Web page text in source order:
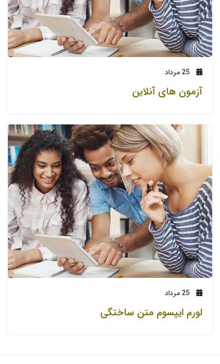
مرداد
آزمون های آنلاین
مرداد
لورم ایپسوم متن ساختگی